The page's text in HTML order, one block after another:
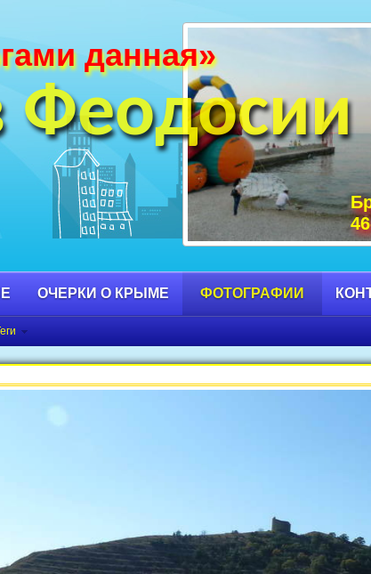
данная»
Феодосии
Пляжи Крыма фото, фото горы
фото, достопримечательности
ОЧЕРКИ О КРЫМЕ ФОТОГРАФИИ